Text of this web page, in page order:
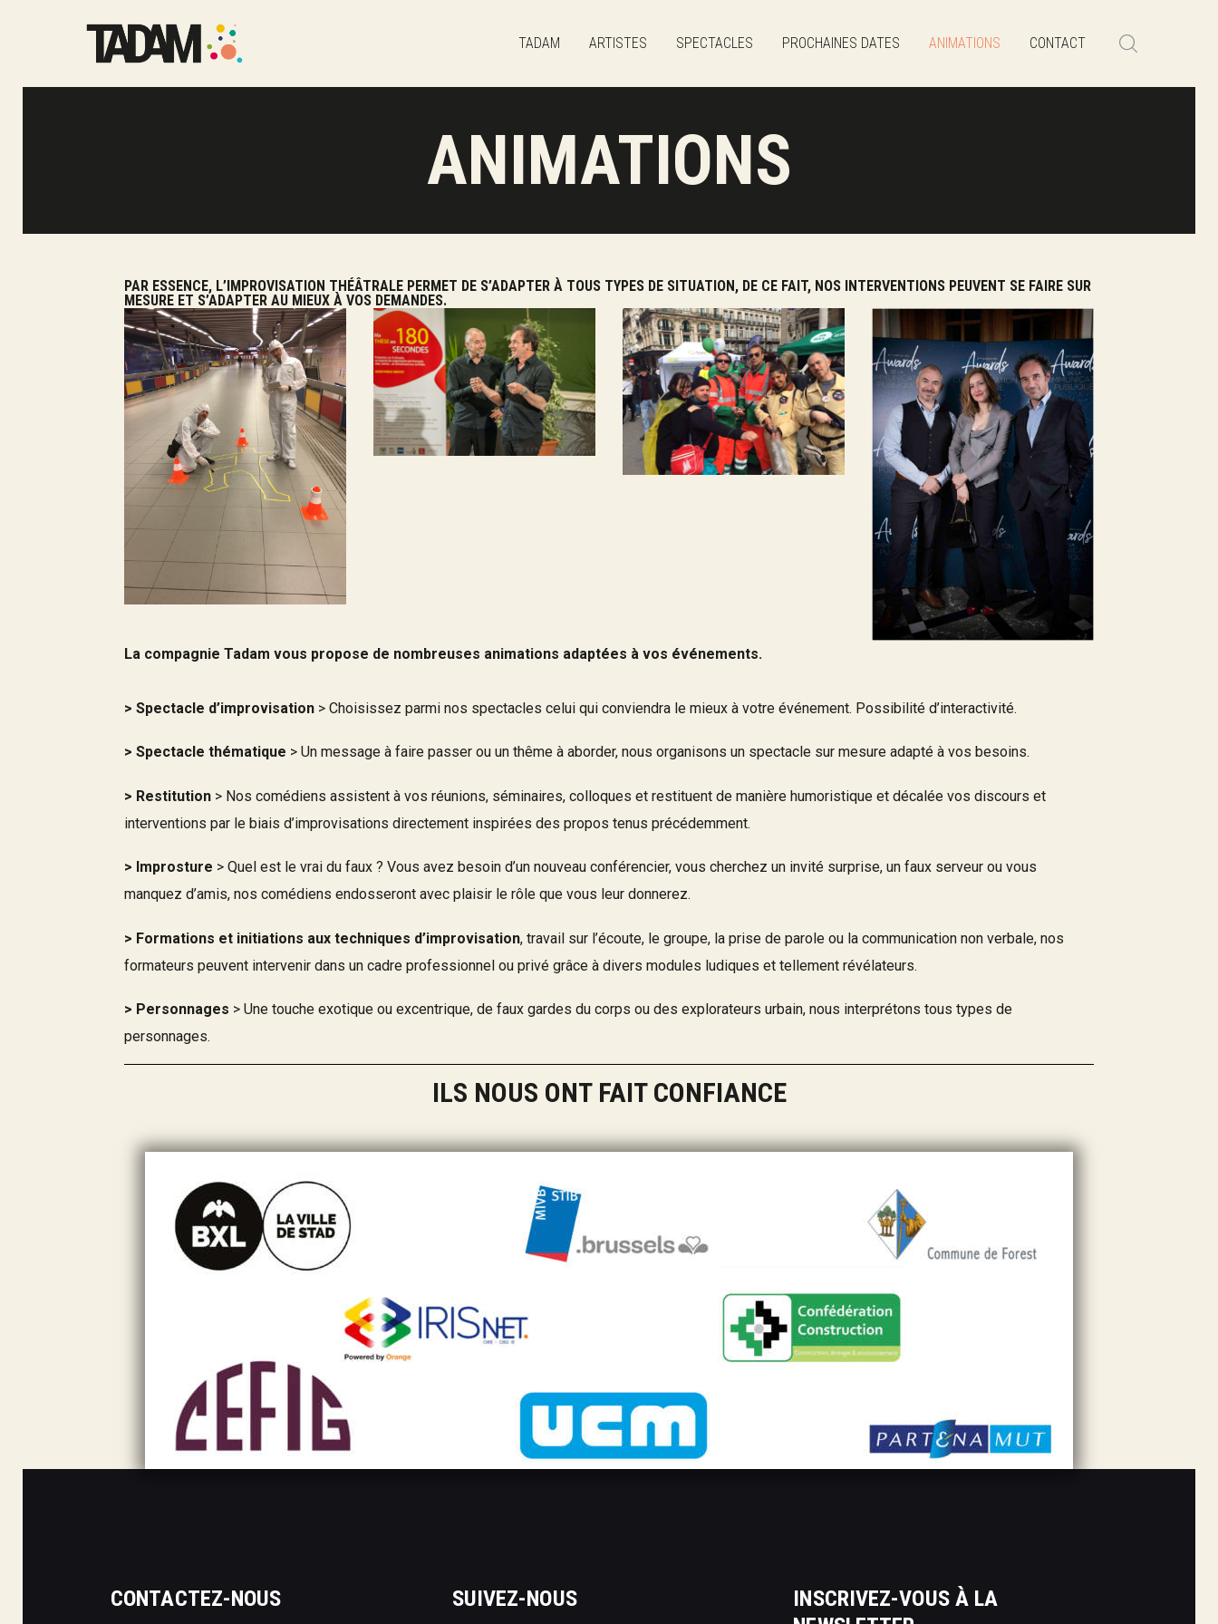
TADAM ARTISTES SPECTACLES PROCHAINES DATES ANIMATIONS CONTACT
ANIMATIONS
Prochaines dates
PAR ESSENCE, L’IMPROVISATION THÉÂTRALE PERMET DE S’ADAPTER À TOUS TYPES DE SITUATION, DE CE FAIT, NOS INTERVENTIONS PEUVENT SE FAIRE SUR
MESURE ET S’ADAPTER AU MIEUX À VOS DEMANDES.
La compagnie Tadam vous propose de nombreuses animations adaptées à vos événements.
> Spectacle d’improvisation > Choisissez parmi nos spectacles celui qui conviendra le mieux à votre événement. Possibilité d’interactivité.
> Spectacle thématique > Un message à faire passer ou un thême à aborder, nous organisons un spectacle sur mesure adapté à vos besoins.
> Restitution > Nos comédiens assistent à vos réunions, séminaires, colloques et restituent de manière humoristique et décalée vos discours et
interventions par le biais d’improvisations directement inspirées des propos tenus précédemment.
> Improsture > Quel est le vrai du faux ? Vous avez besoin d’un nouveau conférencier, vous cherchez un invité surprise, un faux serveur ou vous
manquez d’amis, nos comédiens endosseront avec plaisir le rôle que vous leur donnerez.
> Formations et initiations aux techniques d’improvisation, travail sur l’écoute, le groupe, la prise de parole ou la communication non verbale, nos
formateurs peuvent intervenir dans un cadre professionnel ou privé grâce à divers modules ludiques et tellement révélateurs.
> Personnages > Une touche exotique ou excentrique, de faux gardes du corps ou des explorateurs urbain, nous interprétons tous types de
personnages.
ILS NOUS ONT FAIT CONFIANCE
CONTACTEZ-NOUS SUIVEZ-NOUS
INSCRIVEZ-VOUS À LA